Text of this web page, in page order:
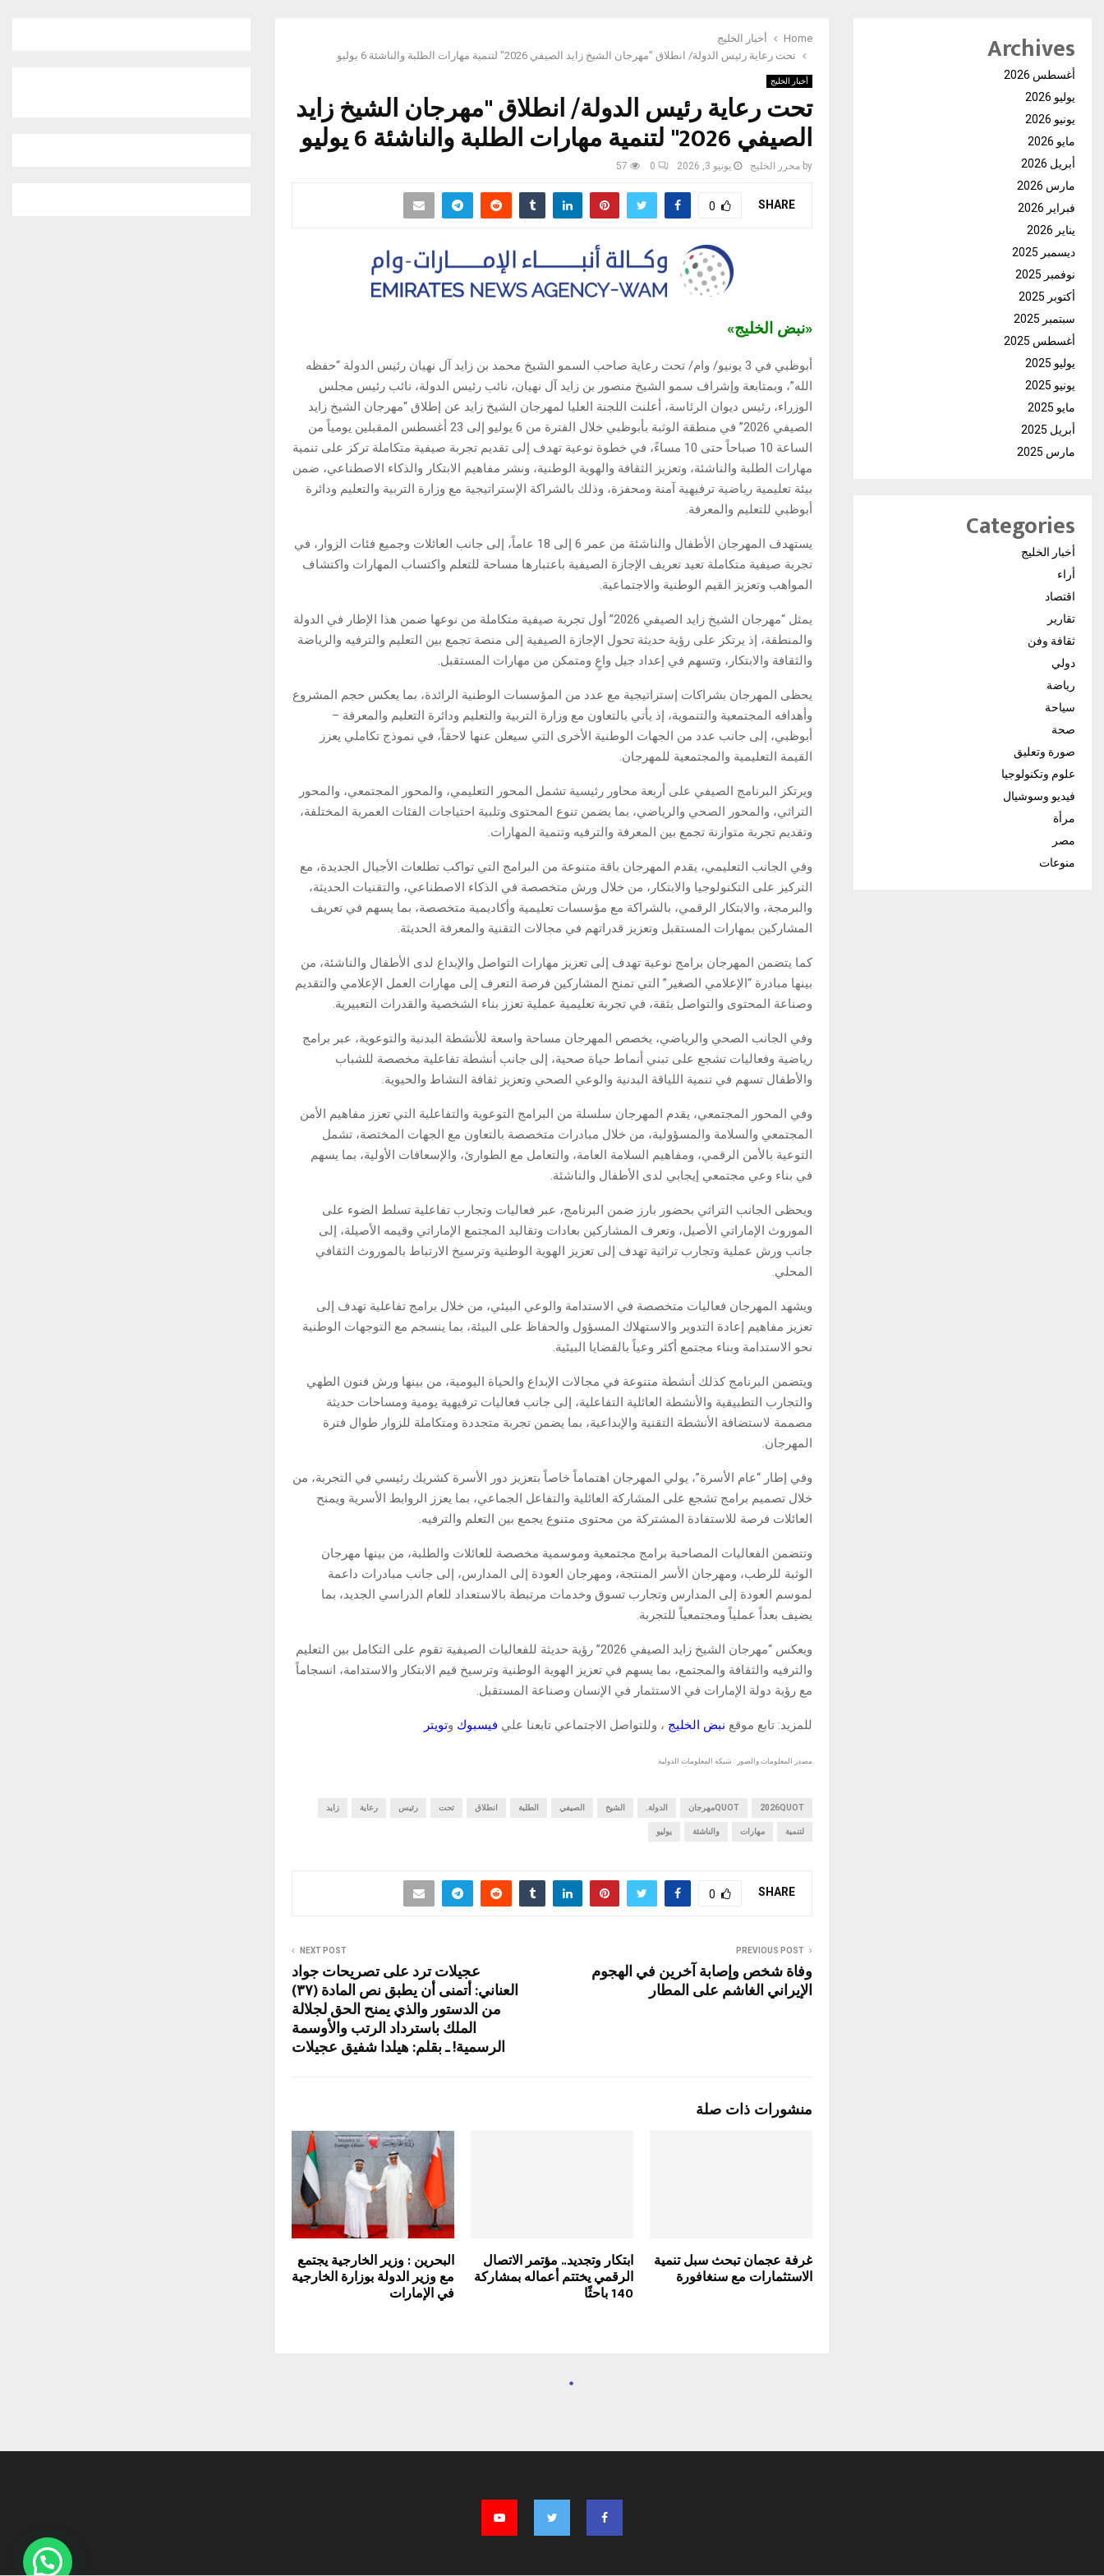
Home
أخبار الخليج
تحت رعاية رئيس الدولة/ انطلاق "مهرجان الشيخ زايد الصيفي 2026" لتنمية مهارات الطلبة والناشئة 6 يوليو
أخبار الخليج
تحت رعاية رئيس الدولة/ انطلاق "مهرجان الشيخ زايد
الصيفي 2026" لتنمية مهارات الطلبة والناشئة 6 يوليو
by محرر الخليج يونيو 3, 2026 0
57
SHARE
0
«نبض الخليج»
أبوظبي في 3 يونيو/ وام/ تحت رعاية صاحب السمو الشيخ محمد بن زايد آل نهيان رئيس الدولة “حفظه
الله”، وبمتابعة وإشراف سمو الشيخ منصور بن زايد آل نهيان، نائب رئيس الدولة، نائب رئيس مجلس
الوزراء، رئيس ديوان الرئاسة، أعلنت اللجنة العليا لمهرجان الشيخ زايد عن إطلاق “مهرجان الشيخ زايد
الصيفي 2026” في منطقة الوثبة بأبوظبي خلال الفترة من 6 يوليو إلى 23 أغسطس المقبلين يومياً من
الساعة 10 صباحاً حتى 10 مساءً، في خطوة نوعية تهدف إلى تقديم تجربة صيفية متكاملة تركز على تنمية
مهارات الطلبة والناشئة، وتعزيز الثقافة والهوية الوطنية، ونشر مفاهيم الابتكار والذكاء الاصطناعي، ضمن
بيئة تعليمية رياضية ترفيهية آمنة ومحفزة، وذلك بالشراكة الإستراتيجية مع وزارة التربية والتعليم ودائرة
أبوظبي للتعليم والمعرفة.
يستهدف المهرجان الأطفال والناشئة من عمر 6 إلى 18 عاماً، إلى جانب العائلات وجميع فئات الزوار، في
تجربة صيفية متكاملة تعيد تعريف الإجازة الصيفية باعتبارها مساحة للتعلم واكتساب المهارات واكتشاف
المواهب وتعزيز القيم الوطنية والاجتماعية.
يمثل “مهرجان الشيخ زايد الصيفي 2026” أول تجربة صيفية متكاملة من نوعها ضمن هذا الإطار في الدولة
والمنطقة، إذ يرتكز على رؤية حديثة تحول الإجازة الصيفية إلى منصة تجمع بين التعليم والترفيه والرياضة
والثقافة والابتكار، وتسهم في إعداد جيل واعٍ ومتمكن من مهارات المستقبل.
يحظى المهرجان بشراكات إستراتيجية مع عدد من المؤسسات الوطنية الرائدة، بما يعكس حجم المشروع
وأهدافه المجتمعية والتنموية، إذ يأتي بالتعاون مع وزارة التربية والتعليم ودائرة التعليم والمعرفة –
أبوظبي، إلى جانب عدد من الجهات الوطنية الأخرى التي سيعلن عنها لاحقاً، في نموذج تكاملي يعزز
القيمة التعليمية والمجتمعية للمهرجان.
ويرتكز البرنامج الصيفي على أربعة محاور رئيسية تشمل المحور التعليمي، والمحور المجتمعي، والمحور
التراثي، والمحور الصحي والرياضي، بما يضمن تنوع المحتوى وتلبية احتياجات الفئات العمرية المختلفة،
وتقديم تجربة متوازنة تجمع بين المعرفة والترفيه وتنمية المهارات.
وفي الجانب التعليمي، يقدم المهرجان باقة متنوعة من البرامج التي تواكب تطلعات الأجيال الجديدة، مع
التركيز على التكنولوجيا والابتكار، من خلال ورش متخصصة في الذكاء الاصطناعي، والتقنيات الحديثة،
والبرمجة، والابتكار الرقمي، بالشراكة مع مؤسسات تعليمية وأكاديمية متخصصة، بما يسهم في تعريف
المشاركين بمهارات المستقبل وتعزيز قدراتهم في مجالات التقنية والمعرفة الحديثة.
كما يتضمن المهرجان برامج نوعية تهدف إلى تعزيز مهارات التواصل والإبداع لدى الأطفال والناشئة، من
بينها مبادرة “الإعلامي الصغير” التي تمنح المشاركين فرصة التعرف إلى مهارات العمل الإعلامي والتقديم
وصناعة المحتوى والتواصل بثقة، في تجربة تعليمية عملية تعزز بناء الشخصية والقدرات التعبيرية.
وفي الجانب الصحي والرياضي، يخصص المهرجان مساحة واسعة للأنشطة البدنية والتوعوية، عبر برامج
رياضية وفعاليات تشجع على تبني أنماط حياة صحية، إلى جانب أنشطة تفاعلية مخصصة للشباب
والأطفال تسهم في تنمية اللياقة البدنية والوعي الصحي وتعزيز ثقافة النشاط والحيوية.
وفي المحور المجتمعي، يقدم المهرجان سلسلة من البرامج التوعوية والتفاعلية التي تعزز مفاهيم الأمن
المجتمعي والسلامة والمسؤولية، من خلال مبادرات متخصصة بالتعاون مع الجهات المختصة، تشمل
التوعية بالأمن الرقمي، ومفاهيم السلامة العامة، والتعامل مع الطوارئ، والإسعافات الأولية، بما يسهم
في بناء وعي مجتمعي إيجابي لدى الأطفال والناشئة.
ويحظى الجانب التراثي بحضور بارز ضمن البرنامج، عبر فعاليات وتجارب تفاعلية تسلط الضوء على
الموروث الإماراتي الأصيل، وتعرف المشاركين بعادات وتقاليد المجتمع الإماراتي وقيمه الأصيلة، إلى
جانب ورش عملية وتجارب تراثية تهدف إلى تعزيز الهوية الوطنية وترسيخ الارتباط بالموروث الثقافي
المحلي.
ويشهد المهرجان فعاليات متخصصة في الاستدامة والوعي البيئي، من خلال برامج تفاعلية تهدف إلى
تعزيز مفاهيم إعادة التدوير والاستهلاك المسؤول والحفاظ على البيئة، بما ينسجم مع التوجهات الوطنية
نحو الاستدامة وبناء مجتمع أكثر وعياً بالقضايا البيئية.
ويتضمن البرنامج كذلك أنشطة متنوعة في مجالات الإبداع والحياة اليومية، من بينها ورش فنون الطهي
والتجارب التطبيقية والأنشطة العائلية التفاعلية، إلى جانب فعاليات ترفيهية يومية ومساحات حديثة
مصممة لاستضافة الأنشطة التقنية والإبداعية، بما يضمن تجربة متجددة ومتكاملة للزوار طوال فترة
المهرجان.
وفي إطار “عام الأسرة”، يولي المهرجان اهتماماً خاصاً بتعزيز دور الأسرة كشريك رئيسي في التجربة، من
خلال تصميم برامج تشجع على المشاركة العائلية والتفاعل الجماعي، بما يعزز الروابط الأسرية ويمنح
العائلات فرصة للاستفادة المشتركة من محتوى متنوع يجمع بين التعلم والترفيه.
وتتضمن الفعاليات المصاحبة برامج مجتمعية وموسمية مخصصة للعائلات والطلبة، من بينها مهرجان
الوثبة للرطب، ومهرجان الأسر المنتجة، ومهرجان العودة إلى المدارس، إلى جانب مبادرات داعمة
لموسم العودة إلى المدارس وتجارب تسوق وخدمات مرتبطة بالاستعداد للعام الدراسي الجديد، بما
يضيف بعداً عملياً ومجتمعياً للتجربة.
ويعكس “مهرجان الشيخ زايد الصيفي 2026” رؤية حديثة للفعاليات الصيفية تقوم على التكامل بين التعليم
والترفيه والثقافة والمجتمع، بما يسهم في تعزيز الهوية الوطنية وترسيخ قيم الابتكار والاستدامة، انسجاماً
مع رؤية دولة الإمارات في الاستثمار في الإنسان وصناعة المستقبل.
للمزيد: تابع موقع نبض الخليج ، وللتواصل الاجتماعي تابعنا علي فيسبوك وتويتر
مصدر المعلومات والصور : شبكة المعلومات الدولية
2026QUOT QUOTمهرجان الدولة. الشيخ الصيفي الطلبة انطلاق تحت رئيس رعاية زايد
لتنمية مهارات والناشئة يوليو
SHARE
0
PREVIOUS POST
وفاة شخص وإصابة آخرين في الهجوم
الإيراني الغاشم على المطار
NEXT POST
عجيلات ترد على تصريحات جواد
العناني: أتمنى أن يطبق نص المادة (٣٧)
من الدستور والذي يمنح الحق لجلالة
الملك باسترداد الرتب والأوسمة
الرسمية! ـ بقلم: هيلدا شفيق عجيلات
منشورات ذات صلة
غرفة عجمان تبحث سبل تنمية
الاستثمارات مع سنغافورة
ابتكار وتجديد.. مؤتمر الاتصال
الرقمي يختتم أعماله بمشاركة
140 باحثًا
البحرين : وزير الخارجية يجتمع
مع وزير الدولة بوزارة الخارجية
في الإمارات
Archives
أغسطس 2026
يوليو 2026
يونيو 2026
مايو 2026
أبريل 2026
مارس 2026
فبراير 2026
يناير 2026
ديسمبر 2025
نوفمبر 2025
أكتوبر 2025
سبتمبر 2025
أغسطس 2025
يوليو 2025
يونيو 2025
مايو 2025
أبريل 2025
مارس 2025
Categories
أخبار الخليج
أراء
اقتصاد
تقارير
ثقافة وفن
دولي
رياضة
سياحة
صحة
صورة وتعليق
علوم وتكنولوجيا
فيديو وسوشيال
مرأة
مصر
منوعات